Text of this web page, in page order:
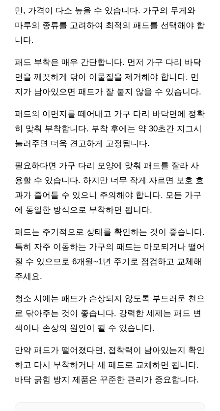
만, 가격이 다소 높을 수 있습니다. 가구의 무게와
마루의 종류를 고려하여 최적의 패드를 선택해야 합
니다.
패드 부착은 매우 간단합니다. 먼저 가구 다리 바닥
면을 깨끗하게 닦아 이물질을 제거해야 합니다. 먼
지가 남아있으면 패드가 잘 붙지 않을 수 있습니다.
패드의 이면지를 떼어내고 가구 다리 바닥면에 정확
히 맞춰 부착합니다. 부착 후에는 약 30초간 지그시
눌러주면 더욱 견고하게 고정됩니다.
필요하다면 가구 다리 모양에 맞춰 패드를 잘라 사
용할 수 있습니다. 하지만 너무 작게 자르면 보호 효
과가 줄어들 수 있으니 주의해야 합니다. 모든 가구
에 동일한 방식으로 부착하면 됩니다.
패드는 주기적으로 상태를 확인하는 것이 좋습니다.
특히 자주 이동하는 가구의 패드는 마모되거나 떨어
질 수 있으므로 6개월~1년 주기로 점검하고 교체해
주세요.
청소 시에는 패드가 손상되지 않도록 부드러운 천으
로 닦아주는 것이 좋습니다. 강력한 세제는 패드 변
색이나 손상의 원인이 될 수 있습니다.
만약 패드가 떨어졌다면, 접착력이 남아있는지 확인
하고 다시 부착하거나 새 패드로 교체하면 됩니다.
바닥 긁힘 방지 제품은 꾸준한 관리가 중요합니다.